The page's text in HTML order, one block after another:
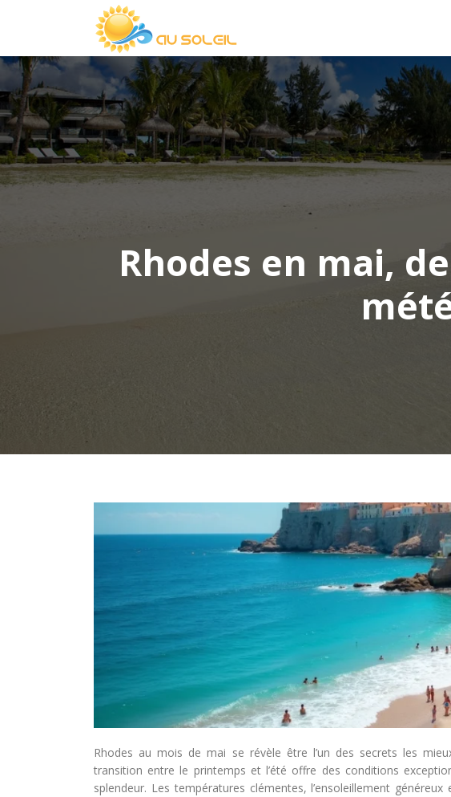
Rhodes en mai,
Rhodes au mois de mai se révèle être l’un des secrets les
transition entre le printemps et l’été offre des conditions
splendeur. Les températures clémentes, l’ensoleillement